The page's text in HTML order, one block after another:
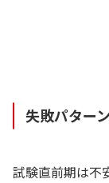
失敗パター
試験直前期は不